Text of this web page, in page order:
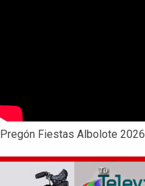
Pregón Fiestas Albolote 2026